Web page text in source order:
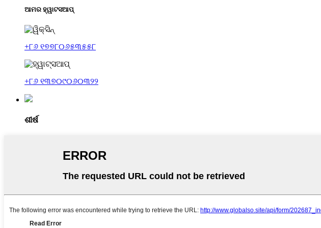
ଆମର ହ୍ୱାଟସଆପ୍
+୮୬ ୧୭୭୮୦୬୫୩୫୫୮
+୮୬ ୧୩୭୦୯୦୬୦୩୨୨
ଶୀର୍ଷ